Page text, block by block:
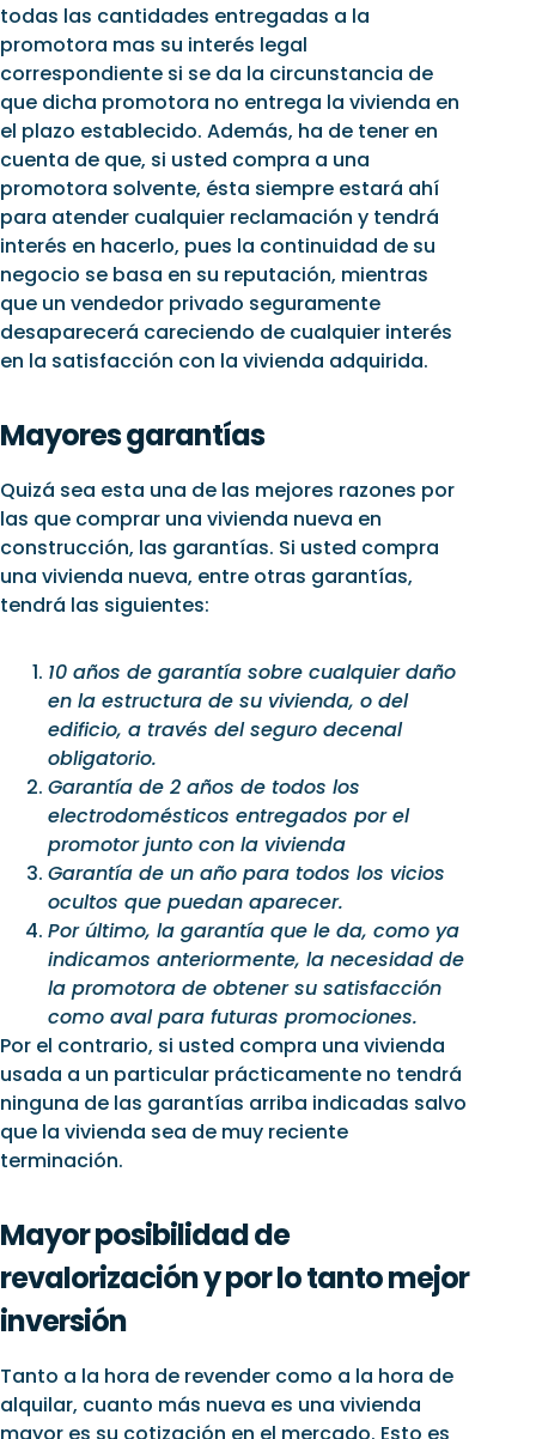
todas las cantidades entregadas a la
promotora mas su interés legal
correspondiente si se da la circunstancia de
que dicha promotora no entrega la vivienda en
el plazo establecido. Además, ha de tener en
cuenta de que, si usted compra a una
promotora solvente, ésta siempre estará ahí
para atender cualquier reclamación y tendrá
interés en hacerlo, pues la continuidad de su
negocio se basa en su reputación, mientras
que un vendedor privado seguramente
desaparecerá careciendo de cualquier interés
en la satisfacción con la vivienda adquirida.
Mayores garantías
Quizá sea esta una de las mejores razones por
las que comprar una vivienda nueva en
construcción, las garantías. Si usted compra
una vivienda nueva, entre otras garantías,
tendrá las siguientes:
10 años de garantía sobre cualquier daño
en la estructura de su vivienda, o del
edificio, a través del seguro decenal
obligatorio.
Garantía de 2 años de todos los
electrodomésticos entregados por el
promotor junto con la vivienda
Garantía de un año para todos los vicios
ocultos que puedan aparecer.
Por último, la garantía que le da, como ya
indicamos anteriormente, la necesidad de
la promotora de obtener su satisfacción
como aval para futuras promociones.
Por el contrario, si usted compra una vivienda
usada a un particular prácticamente no tendrá
ninguna de las garantías arriba indicadas salvo
que la vivienda sea de muy reciente
terminación.
Mayor posibilidad de
revalorización y por lo tanto mejor
inversión
Tanto a la hora de revender como a la hora de
alquilar, cuanto más nueva es una vivienda